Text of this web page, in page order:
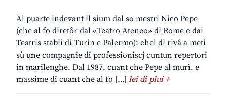
Al puarte indevant il sium dal so mestri Nico Pepe
(che al fo diretôr dal «Teatro Ateneo» di Rome e dai
Teatris stabii di Turin e Palermo): chel di rivâ a meti
sù une compagnie di professioniscj cuntun repertori
in marilenghe. Dal 1987, cuant che Pepe al murì, e
massime di cuant che al fo […] lei di plui +